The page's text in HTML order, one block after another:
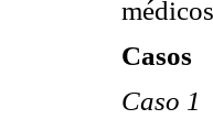
Casos
Caso 1